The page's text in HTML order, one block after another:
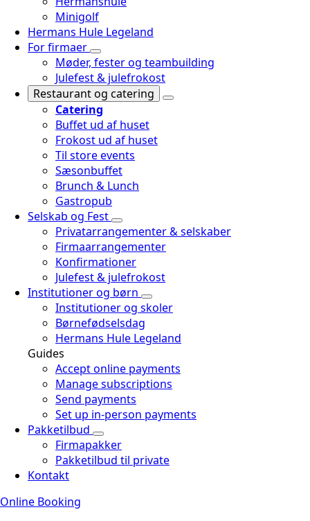
Minigolf
Hermans Hule Legeland
For firmaer
Møder, fester og teambuilding
Julefest & julefrokost
Restaurant og catering
Catering
Buffet ud af huset
Frokost ud af huset
Til store events
Sæsonbuffet
Brunch & Lunch
Gastropub
Selskab og Fest
Privatarrangementer & selskaber
Firmaarrangementer
Konfirmationer
Julefest & julefrokost
Institutioner og børn
Institutioner og skoler
Børnefødselsdag
Hermans Hule Legeland
Guides
Accept online payments
Manage subscriptions
Send payments
Set up in-person payments
Pakketilbud
Firmapakker
Pakketilbud til private
Kontakt
Online Booking